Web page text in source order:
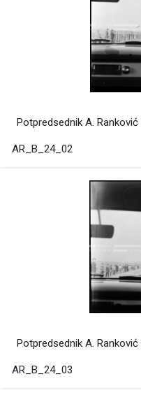
Potpredsednik A.
AR_B_24_02
Potpredsednik A.
AR_B_24_03